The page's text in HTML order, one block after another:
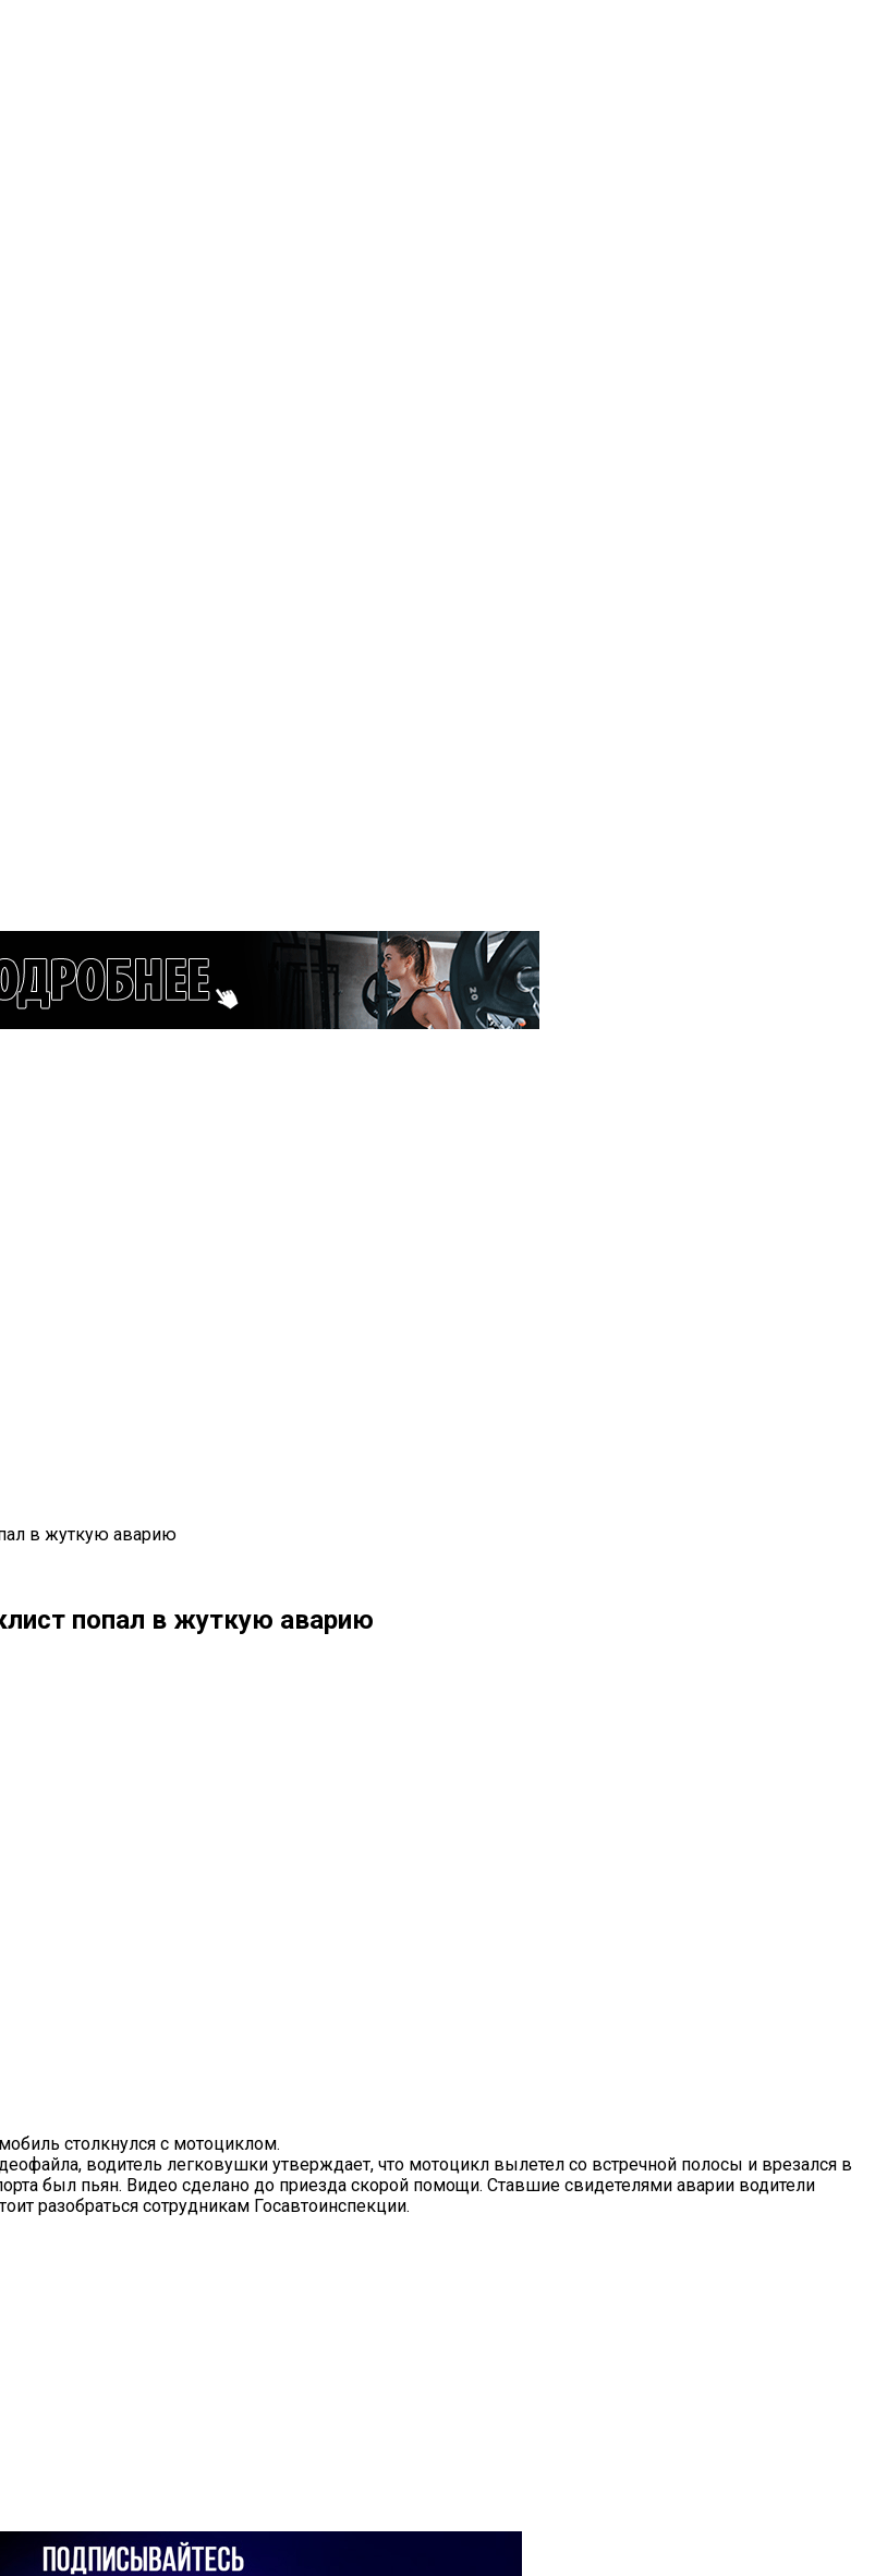
в жуткую аварию
попал в жуткую аварию
столкнулся с мотоциклом.
водитель легковушки утверждает, что мотоцикл вылетел со встречной полосы и врезался в
был пьян. Видео сделано до приезда скорой помощи. Ставшие свидетелями аварии водители
разобраться сотрудникам Госавтоинспекции.